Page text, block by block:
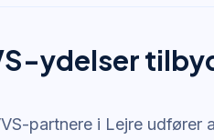
ydelser
partnere i Lejre udfører